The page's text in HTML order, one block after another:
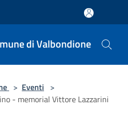
di Valbondione
> Eventi >
- memorial Vittore Lazzarini